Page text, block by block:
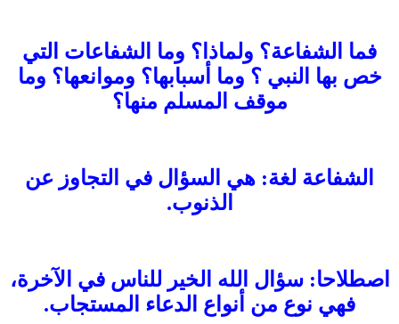
فما الشفاعة؟ ولماذا؟ وما الشفاعات التي
خص بها النبي ؟ وما أسبابها؟ وموانعها؟ وما
موقف المسلم منها؟
الشفاعة لغة: هي السؤال في التجاوز عن
الذنوب.
اصطلاحا: سؤال الله الخير للناس في الآخرة،
فهي نوع من أنواع الدعاء المستجاب.